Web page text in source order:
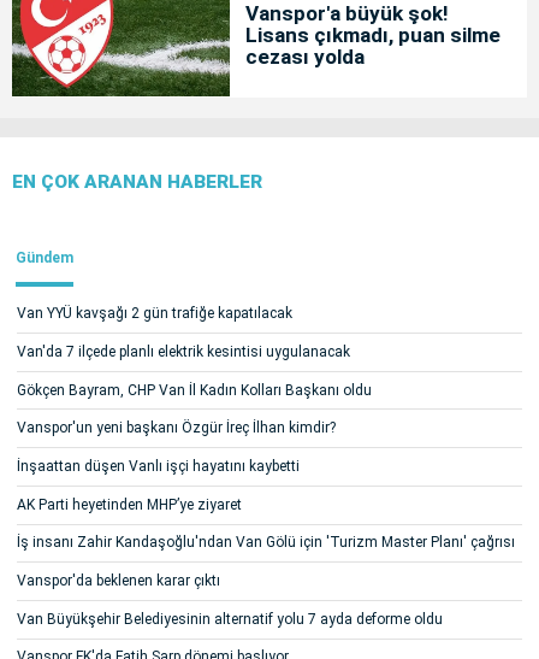
Vanspor'a büyük şok!
Lisans çıkmadı, puan silme
cezası yolda
EN ÇOK ARANAN HABERLER
Gündem
Van YYÜ kavşağı 2 gün trafiğe kapatılacak
Van'da 7 ilçede planlı elektrik kesintisi uygulanacak
Gökçen Bayram, CHP Van İl Kadın Kolları Başkanı oldu
Vanspor'un yeni başkanı Özgür İreç İlhan kimdir?
İnşaattan düşen Vanlı işçi hayatını kaybetti
AK Parti heyetinden MHP’ye ziyaret
İş insanı Zahir Kandaşoğlu'ndan Van Gölü için 'Turizm Master Planı' çağrısı
Vanspor'da beklenen karar çıktı
Van Büyükşehir Belediyesinin alternatif yolu 7 ayda deforme oldu